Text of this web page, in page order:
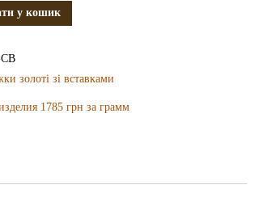
у кошик
СВ
золоті зі вставками
1785 грн за грамм